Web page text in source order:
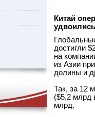
Китай
достигли
на
из Азии
долины и
Так, за 12
($5,2 млрд
млрд.